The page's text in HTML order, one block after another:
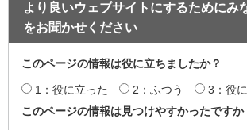
より良いウェブサイトにするためにみ
をお聞かせください
このページの情報は役に立ちましたか？
1：役に立った 2：ふつう
3：役
このページの情報は見つけやすかったですか